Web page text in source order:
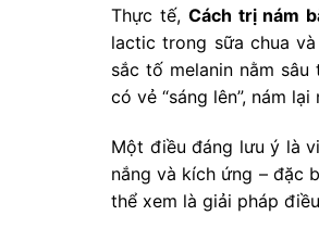
Thực tế, Cách trị nám
lactic trong sữa chua
sắc tố melanin nằm
có vẻ “sáng lên”, nám
Một điều đáng lưu ý là
nắng và kích ứng – đặc
thể xem là giải pháp